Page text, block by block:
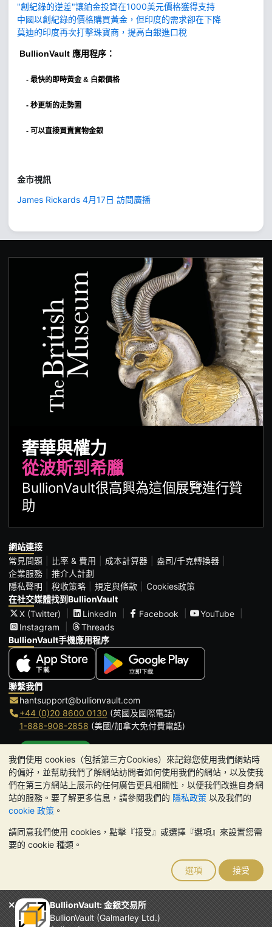
我們使用 cookies（包括第三方Cookies）來記錄您使用我們網站時
的偏好，並幫助我們了解網站訪問者如何使用我們的網站，以及使我
們在第三方網站上展示的任何廣告更具相關性，以便我們改進自身網
站的服務。要了解更多信息，請參閱我們的 隱私政策 以及我們的
cookie 政策 。
請同意我們使用 cookies，點擊『接受』或選擇『選項』來設置您需
要的 cookie 種類。
選項 接受
BullionVault: 金銀交易所
BullionVault (Galmarley Ltd.)
"創紀錄的逆差"讓鉑金投資在1000美元價格獲得支持
中國以創紀錄的價格購買黃金，但印度的需求卻在下降
莫迪的印度再次打擊珠寶商，提高白銀進口稅
BullionVault 應用程序：
- 最快的即時黃金 & 白銀價格
- 秒更新的走勢圖
- 可以直接買賣實物金銀
金市視訊
James Rickards 4月17日 訪問廣播
奢華與權力
從波斯到希臘
BullionVault很高興為這個展覽進行贊
助
網站連接
常見問題
比率 & 費用 成本計算器
盎司/千克轉換器
企業服務
推介人計劃
隱私聲明
稅收策略 規定與條款
Cookies政策
在社交媒體找到BullionVault
X (Twitter)
LinkedIn Facebook
YouTube
Instagram
Threads
BullionVault手機應用程序
聯繫我們
hantsupport@bullionvault.com
+44 (0)20 8600 0130 (英國及國際電話)
1-888-908-2858 (美國/加拿大免付費電話)
辦公時間:
9am to 8:30pm (英國時間), 周一至周五
Galmarley Ltd T/A BullionVault
3 Shortlands (7th Floor)
London
W6 8DA
貴金屬的價值可能下跌也可能上漲。歷史趨勢不能保證未來
的價格走勢。BullionVault 網站及其任何通訊中的任何內容均不構成
投資建議。您應該考慮尋求專業建議，以確定投資並持有金條是否適
合您。
Galmarley Ltd，以 BullionVault 名義進行交易，在英格蘭和威爾斯